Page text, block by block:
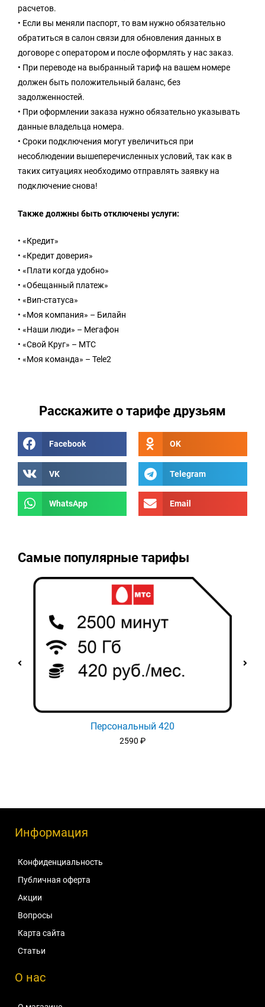
расчетов.
• Если вы меняли паспорт, то вам нужно обязательно
обратиться в салон связи для обновления данных в
договоре с оператором и после оформлять у нас заказ.
• При переводе на выбранный тариф на вашем номере
должен быть положительный баланс, без
задолженностей.
• При оформлении заказа нужно обязательно указывать
данные владельца номера.
• Сроки подключения могут увеличиться при
несоблюдении вышеперечисленных условий, так как в
таких ситуациях необходимо отправлять заявку на
подключение снова!
Также должны быть отключены услуги:
• «Кредит»
• «Кредит доверия»
• «Плати когда удобно»
• «Обещанный платеж»
• «Вип-статуса»
• «Моя компания» – Билайн
• «Наши люди» – Мегафон
• «Свой Круг» – МТС
• «Моя команда» – Tele2
Расскажите о тарифе друзьям
Facebook OK
VK Telegram
WhatsApp Email
Самые популярные тарифы
Персональный 420
2590 ₽
Информация
Конфиденциальность
Публичная оферта
Акции
Вопросы
Карта сайта
Статьи
О нас